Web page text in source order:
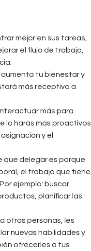
mejor en sus tareas,
el flujo de trabajo,
tu bienestar y
más receptivo a
más para
lo harás más proactivos.
y el
que delegar es porque
el trabajo que tiene
ejemplo: buscar
planificar las
otras personas, les
nuevas habilidades y
ofrecerles a tus